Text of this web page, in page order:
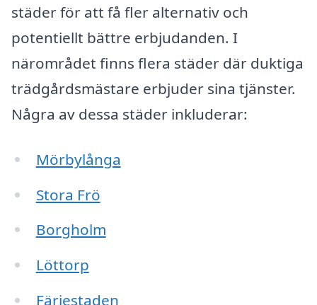
städer för att få fler alternativ och
potentiellt bättre erbjudanden. I
närområdet finns flera städer där duktiga
trädgårdsmästare erbjuder sina tjänster.
Några av dessa städer inkluderar:
Mörbylånga
Stora Frö
Borgholm
Löttorp
Färjestaden